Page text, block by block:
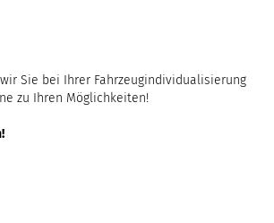
Sie bei Ihrer Fahrzeugindividualisierung
zu Ihren Möglichkeiten!